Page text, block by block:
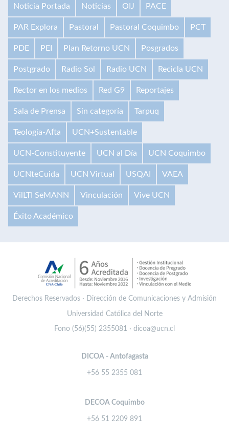
Noticia Portada Noticias OIJ PACE
PAR Explora Pastoral Pastoral Coquimbo PCT
PDE PEI Plan Retorno UCN Posgrados
Postgrado Radio Sol Radio UCN Recicla UCN
Rector en los medios Red G9 Reportajes
Sala de Prensa Sin categoría Tarpuq
Teología-Afta UCN+Sustentable
UCN-Constituyente UCN al Día UCN Coquimbo
UCNteCuida UCN Virtual USQAI VAEA
VilLTI SeMANN Vinculación Vive UCN
Éxito Académico
Derechos Reservados · Dirección de Comunicaciones y Admisión
Universidad Católica del Norte
Fono (56)(55) 2355081 · dicoa@ucn.cl
DICOA - Antofagasta
+56 55 2355 081
DECOA Coquimbo
+56 51 2209 891